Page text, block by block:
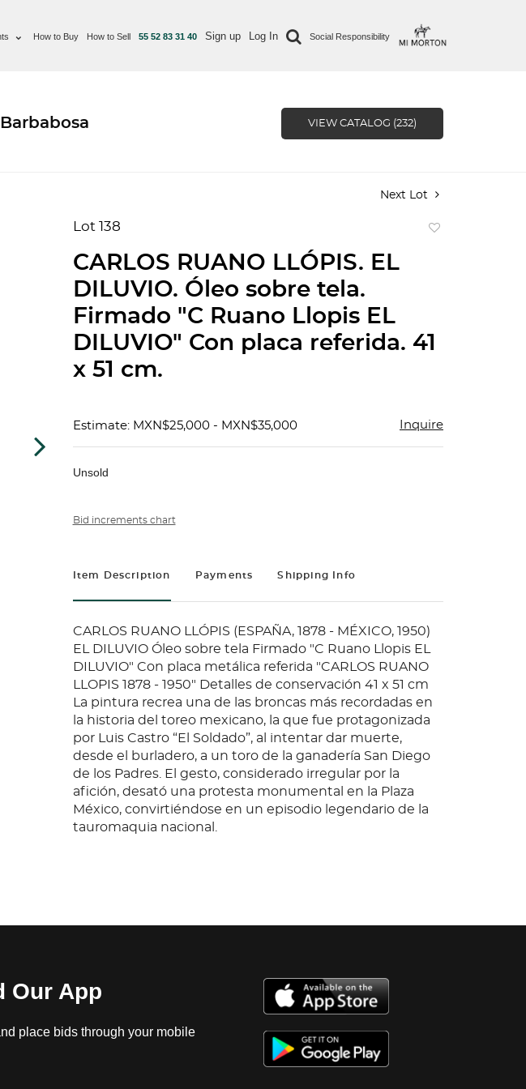
How to Buy How to Sell 55 52 83 31 40 Sign up Log In Social Responsibility
VIEW CATALOG (232)
Next Lot
Lot 138
CARLOS RUANO LLÓPIS. EL
DILUVIO. Óleo sobre tela.
Firmado "C Ruano Llopis EL
DILUVIO" Con placa referida. 41
x 51 cm.
Estimate: MXN$25,000 - MXN$35,000 Inquire
Unsold
Bid increments chart
Item Description Payments Shipping Info
CARLOS RUANO LLÓPIS (ESPAÑA, 1878 - MÉXICO, 1950)
EL DILUVIO Óleo sobre tela Firmado "C Ruano Llopis EL
DILUVIO" Con placa metálica referida "CARLOS RUANO
LLOPIS 1878 - 1950" Detalles de conservación 41 x 51 cm
La pintura recrea una de las broncas más recordadas en
la historia del toreo mexicano, la que fue protagonizada
por Luis Castro “El Soldado”, al intentar dar muerte,
desde el burladero, a un toro de la ganadería San Diego
de los Padres. El gesto, considerado irregular por la
afición, desató una protesta monumental en la Plaza
México, convirtiéndose en un episodio legendario de la
tauromaquia nacional.
Our App
place bids through your mobile